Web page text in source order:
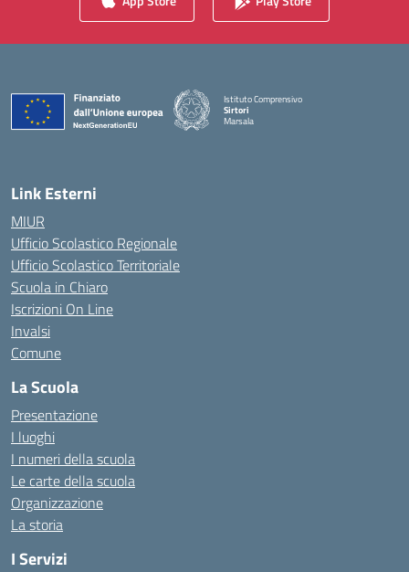
Istituto Comprensivo
Sirtori
Marsala
Link Esterni
MIUR
Ufficio Scolastico Regionale
Ufficio Scolastico Territoriale
Scuola in Chiaro
Iscrizioni On Line
Invalsi
Comune
La Scuola
Presentazione
I luoghi
I numeri della scuola
Le carte della scuola
Organizzazione
La storia
I Servizi